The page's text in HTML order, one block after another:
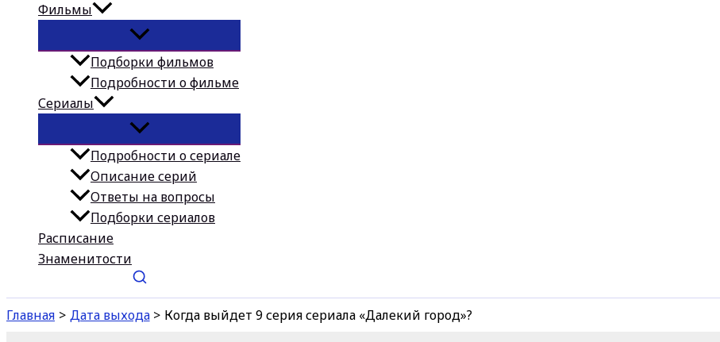
Фильмы
Подборки фильмов
Подробности о фильме
Сериалы
Подробности о сериале
Описание серий
Ответы на вопросы
Подборки сериалов
Расписание
Знаменитости
Главная Дата выхода Когда выйдет 9 серия сериала «Далекий город»?